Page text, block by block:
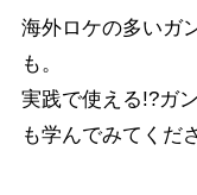
海外ロケの多いガ
も。
実践で使える!?ガ
も学んでみてくだ